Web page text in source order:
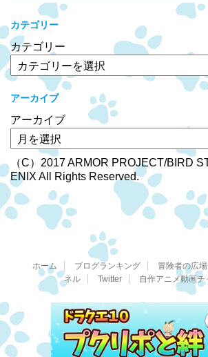
カテゴリー
カテゴリー
アーカイブ
アーカイブ
（C）2017 ARMOR PROJECT/BIRD
ENIX All Rights Reserved.
ホーム ブログランキング 冒険者の広場
ネル
Twitter 自作アニメ動画チ